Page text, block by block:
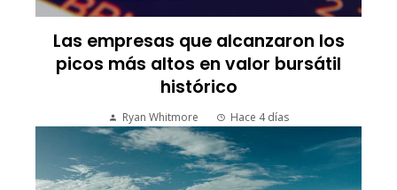
Las empresas que alcanzaron los
picos más altos en valor bursátil
histórico
Ryan Whitmore Hace 4 días